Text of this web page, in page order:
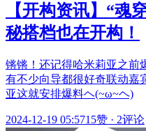
【开构资讯】“魂
秘搭档也在开构！
锵锵！还记得哈米莉亚之前
有不少向导都很好奇联动嘉
亚这就安排爆料ヘ(~ω~ヘ)
2024-12-19 05:5715赞 · 2评论